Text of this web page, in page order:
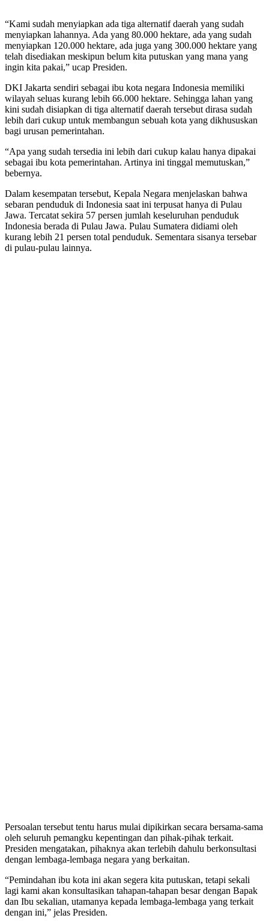
“Kami sudah menyiapkan ada tiga alternatif daerah yang sudah
menyiapkan lahannya. Ada yang 80.000 hektare, ada yang sudah
menyiapkan 120.000 hektare, ada juga yang 300.000 hektare yang
telah disediakan meskipun belum kita putuskan yang mana yang
ingin kita pakai,” ucap Presiden.
DKI Jakarta sendiri sebagai ibu kota negara Indonesia memiliki
wilayah seluas kurang lebih 66.000 hektare. Sehingga lahan yang
kini sudah disiapkan di tiga alternatif daerah tersebut dirasa sudah
lebih dari cukup untuk membangun sebuah kota yang dikhususkan
bagi urusan pemerintahan.
“Apa yang sudah tersedia ini lebih dari cukup kalau hanya dipakai
sebagai ibu kota pemerintahan. Artinya ini tinggal memutuskan,”
bebernya.
Dalam kesempatan tersebut, Kepala Negara menjelaskan bahwa
sebaran penduduk di Indonesia saat ini terpusat hanya di Pulau
Jawa. Tercatat sekira 57 persen jumlah keseluruhan penduduk
Indonesia berada di Pulau Jawa. Pulau Sumatera didiami oleh
kurang lebih 21 persen total penduduk. Sementara sisanya tersebar
di pulau-pulau lainnya.
Persoalan tersebut tentu harus mulai dipikirkan secara bersama-sama
oleh seluruh pemangku kepentingan dan pihak-pihak terkait.
Presiden mengatakan, pihaknya akan terlebih dahulu berkonsultasi
dengan lembaga-lembaga negara yang berkaitan.
“Pemindahan ibu kota ini akan segera kita putuskan, tetapi sekali
lagi kami akan konsultasikan tahapan-tahapan besar dengan Bapak
dan Ibu sekalian, utamanya kepada lembaga-lembaga yang terkait
dengan ini,” jelas Presiden.